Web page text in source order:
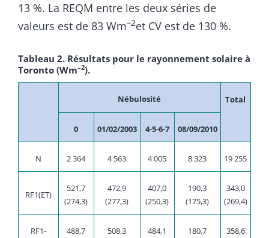
13 %. La REQM entre les deux séries de
valeurs est de 83 Wm–2et CV est de 130 %.
Tableau 2. Résultats pour le rayonnement solaire à
Toronto (Wm–2).
Nébulosité Total
0 01/02/2003 4-5-6-7 08/09/2010
N 2 364 4 563 4 005 8 323 19 255
RF1(ET)
521,7
(274,3)
472,9
(277,3)
407,0
(250,3)
190,3
(175,3)
343,0
(269,4)
RF1-
488,7
508,3
484,1
180,7
358,6